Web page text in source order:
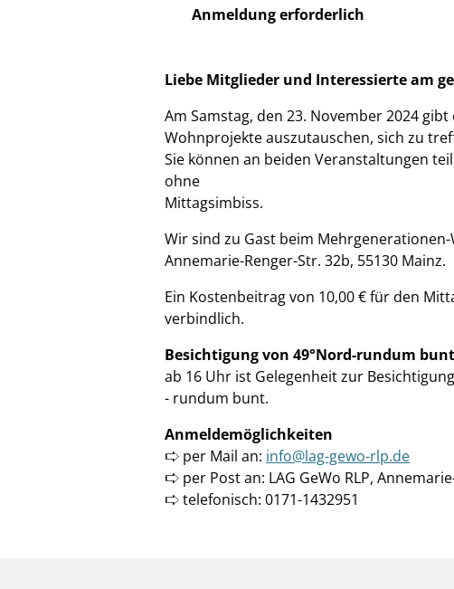
Anmeldung erforderlich
Liebe Mitglieder und Interessierte am
Am Samstag, den 23. November 2024
Wohnprojekte auszutauschen, sich zu
Sie können an beiden Veranstaltungen
ohne
Mittagsimbiss.
Wir sind zu Gast beim
Annemarie-Renger-Str. 32b, 55130 Mainz.
Ein Kostenbeitrag von 10,00 € für den
verbindlich.
Besichtigung von 49°Nord-rundum bunt
ab 16 Uhr ist Gelegenheit zur
- rundum bunt.
Anmeldemöglichkeiten
🢧 per Mail an: info@lag-gewo-rlp.de
🢧 per Post an: LAG GeWo RLP,
🢧 telefonisch: 0171-1432951